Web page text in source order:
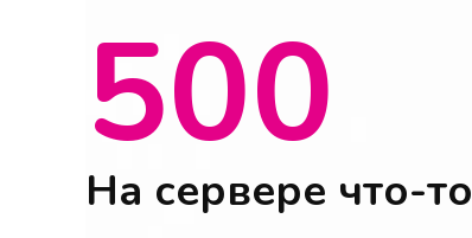
500
На сервере что-то